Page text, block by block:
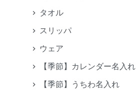
タオル
スリッパ
ウェア
【季節】カレンダー名入れ
【季節】うちわ名入れ